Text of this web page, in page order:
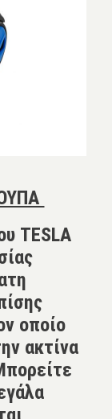
TESLA
οποίο
ακτίνα